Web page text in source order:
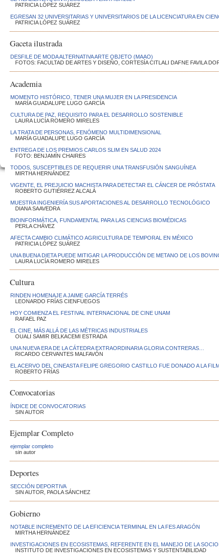
PATRICIA LÓPEZ SUÁREZ
EGRESAN 32 UNIVERSITARIAS Y UNIVERSITARIOS DE LA LICENCIATURA EN
PATRICIA LÓPEZ SUÁREZ
Gaceta ilustrada
DESFILE DE MODA ALTERNATIVA ARTE OBJETO (MAAO)
FOTOS: FACULTAD DE ARTES Y DISEÑO, CORTESÍA CITLALI DAFNE FAVILA
Academia
MOMENTO HISTÓRICO, TENER UNA MUJER EN LA PRESIDENCIA
MARÍA GUADALUPE LUGO GARCÍA
CULTURA DE PAZ, REQUISITO PARA EL DESARROLLO SOSTENIBLE
LAURA LUCÍA ROMERO MIRELES
LA TRATA DE PERSONAS, FENÓMENO MULTIDIMENSIONAL
MARÍA GUADALUPE LUGO GARCÍA
ENTREGA DE LOS PREMIOS CARLOS SLIM EN SALUD 2024
FOTO: BENJAMÍN CHAIRES
TODOS, SUSCEPTIBLES DE REQUERIR UNA TRANSFUSIÓN SANGUÍNEA
MIRTHA HERNÁNDEZ
VIGENTE, EL PREJUICIO MACHISTA PARA DETECTAR EL CÁNCER DE PRÓSTATA
ROBERTO GUTIÉRREZ ALCALÁ
MUESTRA INGENIERÍA SUS APORTACIONES AL DESARROLLO TECNOLÓGICO
DIANA SAAVEDRA
BIOINFORMÁTICA, FUNDAMENTAL PARA LAS CIENCIAS BIOMÉDICAS
PERLA CHÁVEZ
AFECTA CAMBIO CLIMÁTICO AGRICULTURA DE TEMPORAL EN MÉXICO
PATRICIA LÓPEZ SUÁREZ
UNA BUENA DIETA PUEDE MITIGAR LA PRODUCCIÓN DE METANO DE LOS
LAURA LUCÍA ROMERO MIRELES
Cultura
RINDEN HOMENAJE A JAIME GARCÍA TERRÉS
LEONARDO FRÍAS CIENFUEGOS
HOY COMIENZA EL FESTIVAL INTERNACIONAL DE CINE UNAM
RAFAEL PAZ
EL CINE, MÁS ALLÁ DE LAS MÉTRICAS INDUSTRIALES
OUALI SAMIR BELKACEMI ESTRADA
UNA NUEVA ERA DE LA CÁTEDRA EXTRAORDINARIA GLORIA CONTRERAS…
RICARDO CERVANTES MALFAVÓN
EL ACERVO DEL CINEASTA FELIPE GREGORIO CASTILLO FUE DONADO A LA
ROBERTO FRÍAS
Convocatorias
ÍNDICE DE CONVOCATORIAS
SIN AUTOR
Ejemplar Completo
ejemplar completo
sin autor
Deportes
SECCIÓN DEPORTIVA
SIN AUTOR, PAOLA SÁNCHEZ
Gobierno
NOTABLE INCREMENTO DE LA EFICIENCIA TERMINAL EN LA FES ARAGÓN
MIRTHA HERNÁNDEZ
INVESTIGACIONES EN ECOSISTEMAS, REFERENTE EN EL MANEJO DE LA
INSTITUTO DE INVESTIGACIONES EN ECOSISTEMAS Y SUSTENTABILIDAD